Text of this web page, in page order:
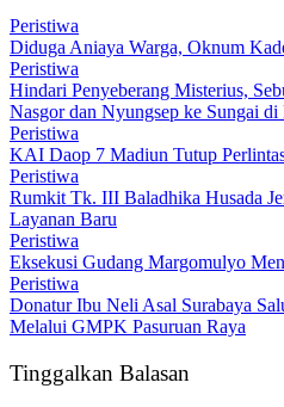
Peristiwa
Diduga Aniaya Warga, Oknum
Peristiwa
Hindari Penyeberang Misterius,
Nasgor dan Nyungsep ke Sungai di
Peristiwa
KAI Daop 7 Madiun Tutup
Peristiwa
Rumkit Tk. III Baladhika Husada
Layanan Baru
Peristiwa
Eksekusi Gudang Margomulyo
Peristiwa
Donatur Ibu Neli Asal Surabaya
Melalui GMPK Pasuruan Raya
Tinggalkan Balasan